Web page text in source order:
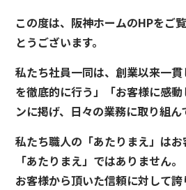
この度は、阪神ホームのHPをご
とうございます。
私たち社員一同は、創業以来一
を徹底的に行う」「お客様に感
ンに掲げ、日々の業務に取り組ん
私たち職人の「あたりまえ」は
「あたりまえ」ではありません。
お客様から頂いた信頼に対して